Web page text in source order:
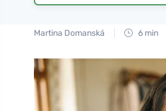
Martina Domanská 6 min